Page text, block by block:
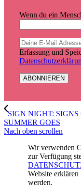
Wenn du ein
Erfassung und
SIGN NIGHT: SIGNS
SUMMER GOES
Nach oben scrollen
Wir verwenden
zur Verfügung
Website erklären
werden.